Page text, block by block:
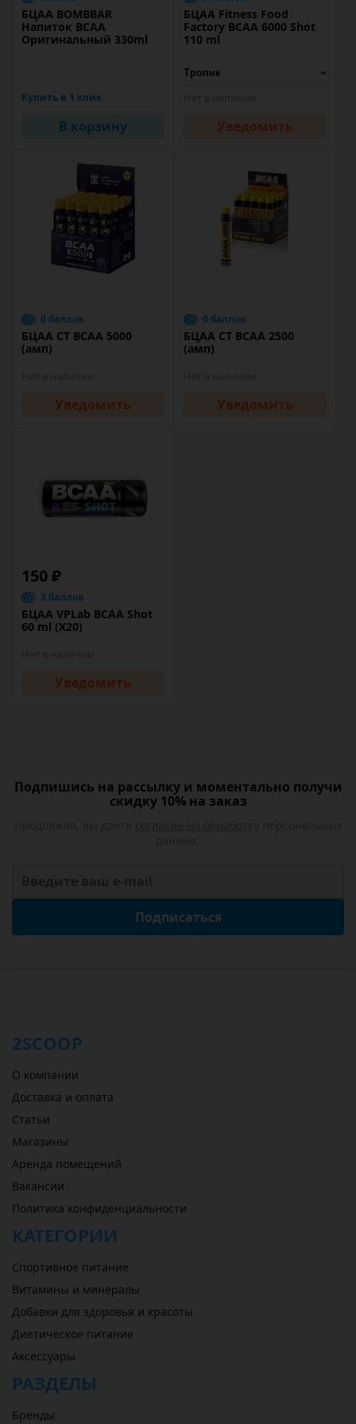
БЦАА BOMBBAR
Напиток BCAA
Оригинальный 330ml
Купить в 1 клик
В корзину
БЦАА Fitness Food
Factory ВСАА 6000 Shot
110 ml
Уведомить
0 баллов
БЦАА CT BCAA 5000
(амп)
Уведомить
0 баллов
БЦАА CT BCAA 2500
(амп)
Уведомить
150 ₽
3 баллов
БЦАА VPLab BCAA Shot
60 ml (Х20)
Уведомить
Подпишись на рассылку и моментально получи
скидку 10% на заказ
Подписаться
2SCOOP
О компании
Доставка и оплата
Статьи
Магазины
Аренда помещений
Вакансии
Политика конфиденциальности
КАТЕГОРИИ
Спортивное питание
Витамины и минералы
Добавки для здоровья и красоты
Диетическое питание
Аксессуары
РАЗДЕЛЫ
Бренды